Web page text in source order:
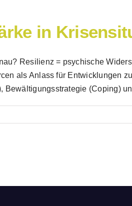
in
Resilienz = psychische
als Anlass für Entwicklungen
Bewältigungsstrategie (Coping)